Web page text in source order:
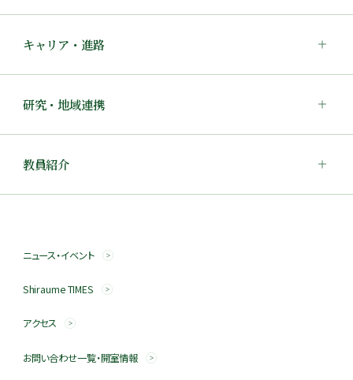
キャリア・進路
研究・地域連携
教員紹介
ニュース・イベント
Shiraume TIMES
アクセス
お問い合わせ一覧・開室情報